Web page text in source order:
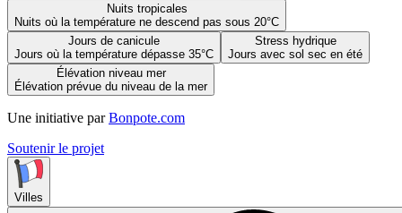
Nuits tropicales
Nuits où la température ne descend pas sous 20°C
Jours de canicule
Jours où la température dépasse 35°C
Stress hydrique
Jours avec sol sec en été
Élévation niveau mer
Élévation prévue du niveau de la mer
Une initiative par Bonpote.com
Soutenir le projet
Villes